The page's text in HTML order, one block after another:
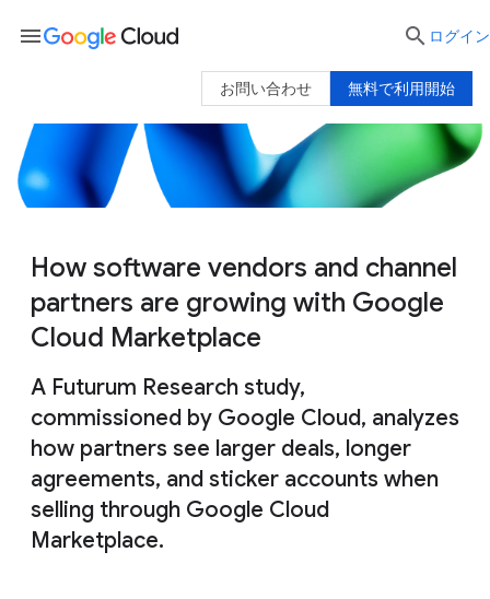
How software vendors and channel
partners are growing with Google
Cloud Marketplace
A Futurum Research study,
commissioned by Google Cloud, analyzes
how partners see larger deals, longer
agreements, and sticker accounts when
selling through Google Cloud
Marketplace.
menu  ログイン
無料で利用開始
お問い合わせ